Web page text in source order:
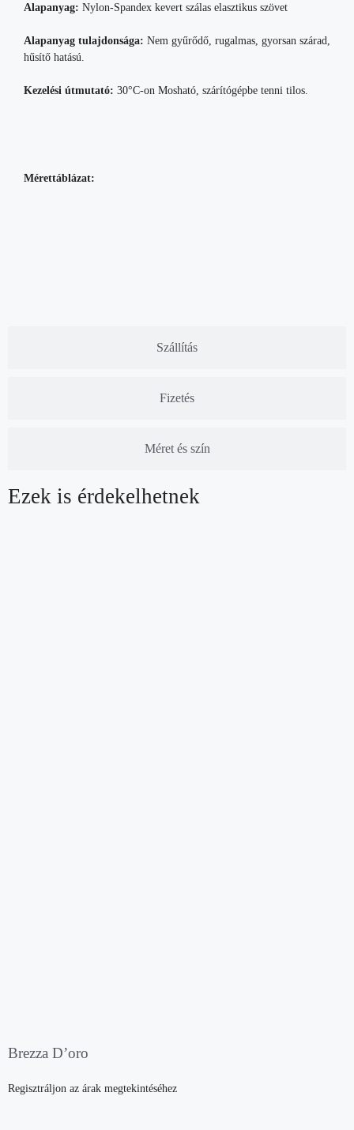
Szállítás
Fizetés
Méret és szín
Alapanyag: Nylon-Spandex kevert szálas elasztikus szövet
Alapanyag tulajdonsága: Nem gyűrődő, rugalmas, gyorsan szárad,
hűsítő hatású.
Kezelési útmutató: 30°C-on Mosható, szárítógépbe tenni tilos.
Mérettáblázat:
Ezek is érdekelhetnek
Brezza D’oro
Regisztráljon az árak megtekintéséhez